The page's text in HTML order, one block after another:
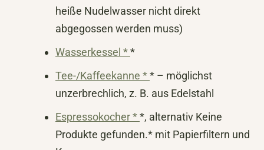
heiße Nudelwasser nicht direkt
abgegossen werden muss)
Wasserkessel **
Tee-/Kaffeekanne ** – möglichst
unzerbrechlich, z. B. aus Edelstahl
Espressokocher **, alternativ Keine
Produkte gefunden.* mit Papierfiltern und